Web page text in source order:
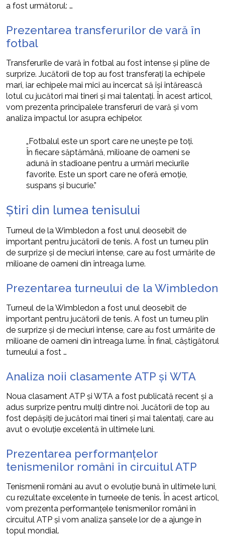
a fost următorul: …
Prezentarea transferurilor de vară în
fotbal
Transferurile de vară în fotbal au fost intense și pline de
surprize. Jucătorii de top au fost transferați la echipele
mari, iar echipele mai mici au încercat să își întărească
lotul cu jucători mai tineri și mai talentați. În acest articol,
vom prezenta principalele transferuri de vară și vom
analiza impactul lor asupra echipelor.
„Fotbalul este un sport care ne unește pe toți.
În fiecare săptămână, milioane de oameni se
adună în stadioane pentru a urmări meciurile
favorite. Este un sport care ne oferă emoție,
suspans și bucurie.”
Știri din lumea tenisului
Turneul de la Wimbledon a fost unul deosebit de
important pentru jucătorii de tenis. A fost un turneu plin
de surprize și de meciuri intense, care au fost urmărite de
milioane de oameni din întreaga lume.
Prezentarea turneului de la Wimbledon
Turneul de la Wimbledon a fost unul deosebit de
important pentru jucătorii de tenis. A fost un turneu plin
de surprize și de meciuri intense, care au fost urmărite de
milioane de oameni din întreaga lume. În final, câștigătorul
turneului a fost …
Analiza noii clasamente ATP și WTA
Noua clasament ATP și WTA a fost publicată recent și a
adus surprize pentru mulți dintre noi. Jucătorii de top au
fost depășiți de jucători mai tineri și mai talentați, care au
avut o evoluție excelentă în ultimele luni.
Prezentarea performanțelor
tenismenilor români în circuitul ATP
Tenismenii români au avut o evoluție bună în ultimele luni,
cu rezultate excelente în turneele de tenis. În acest articol,
vom prezenta performanțele tenismenilor români în
circuitul ATP și vom analiza șansele lor de a ajunge în
topul mondial.